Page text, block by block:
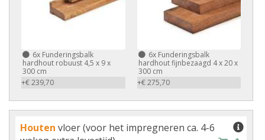
6x Funderingsbalk
hardhout robuust 4,5 x 9 x
300 cm
+€ 239,70
6xFunderingsbalk
hardhout fijnbezaagd 4 x 20 x
300 cm
+€ 275,70
Houten vloer (voor het impregneren ca. 4-6